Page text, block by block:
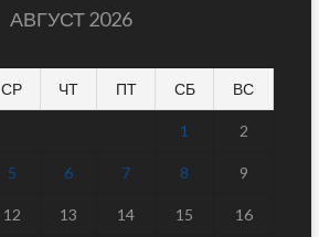
АВГУСТ 2026
СР ЧТ ПТ СБ ВС
1 2
5 6 7 8 9
12 13 14 15 16